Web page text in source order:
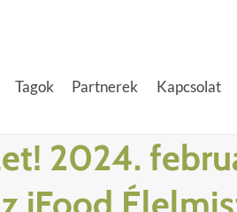
Tagok Partnerek Kapcsolat
2024.